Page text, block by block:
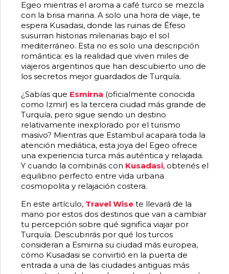
Egeo mientras el aroma a café turco se mezcla
con la brisa marina. A solo una hora de viaje, te
espera Kusadasi, donde las ruinas de Éfeso
susurran historias milenarias bajo el sol
mediterráneo. Esta no es solo una descripción
romántica: es la realidad que viven miles de
viajeros argentinos que han descubierto uno de
los secretos mejor guardados de Turquía.
¿Sabías que Esmirna (oficialmente conocida
como Izmir) es la tercera ciudad más grande de
Turquía, pero sigue siendo un destino
relativamente inexplorado por el turismo
masivo? Mientras que Estambul acapara toda la
atención mediática, esta joya del Egeo ofrece
una experiencia turca más auténtica y relajada.
Y cuando la combinás con Kusadasi, obtenés el
equilibrio perfecto entre vida urbana
cosmopolita y relajación costera.
En este artículo, Travel Wisete llevará de la
mano por estos dos destinos que van a cambiar
tu percepción sobre qué significa viajar por
Turquía. Descubrirás por qué los turcos
consideran a Esmirna su ciudad más europea,
cómo Kusadasi se convirtió en la puerta de
entrada a una de las ciudades antiguas más